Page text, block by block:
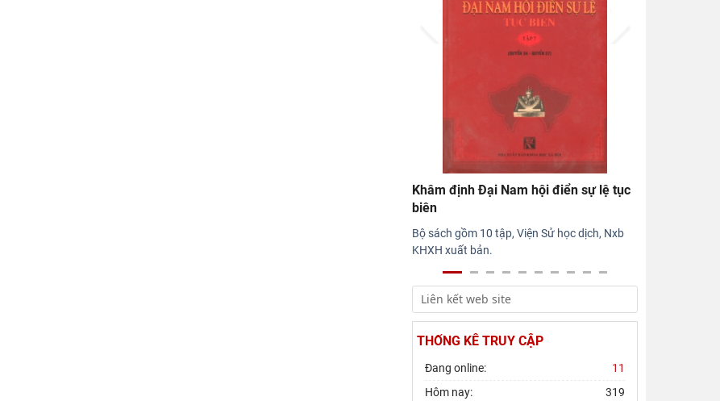
Khâm định Đại Nam hội điển sự lệ tục
biên
Bộ sách gồm 10 tập, Viện Sử học dịch, Nxb
KHXH xuất bản.
THỐNG KÊ TRUY CẬP
Đang online:
11
Hôm nay:
319